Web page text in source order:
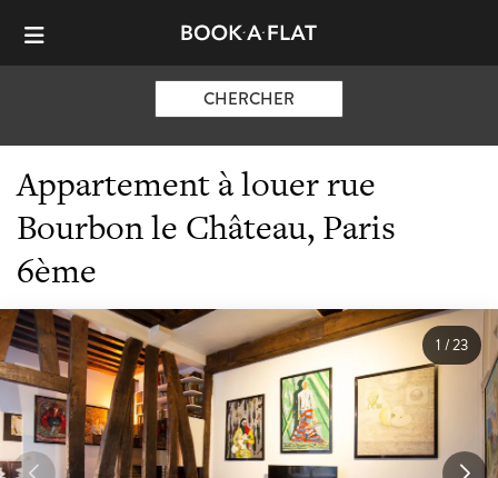
CHERCHER
Appartement à louer rue
Bourbon le Château, Paris
6ème
1/23